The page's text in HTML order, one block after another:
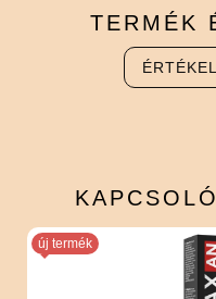
TERMÉK
új termék